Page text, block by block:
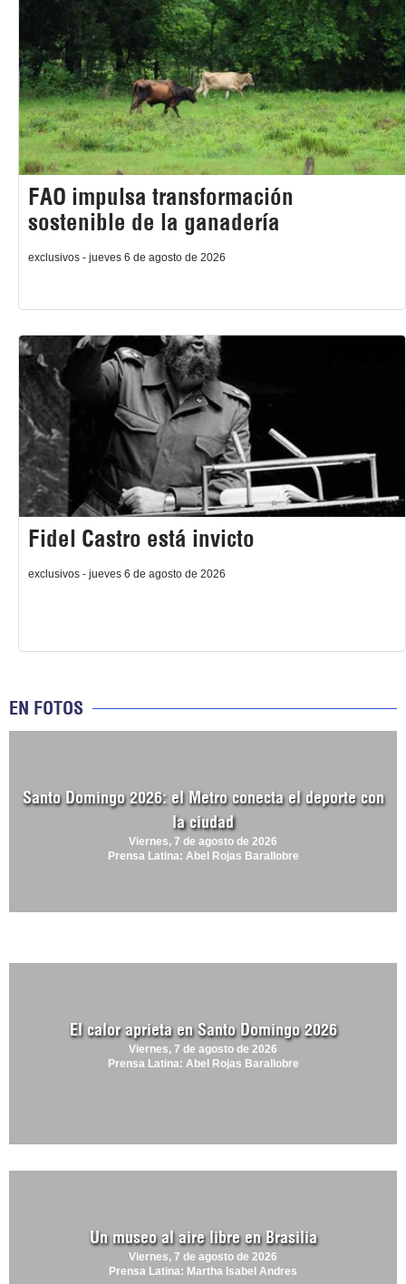
FAO impulsa transformación
sostenible de la ganadería
exclusivos - jueves 6 de agosto de 2026
Fidel Castro está invicto
exclusivos - jueves 6 de agosto de 2026
EN FOTOS
Santo Domingo 2026: el Metro conecta el deporte con
la ciudad
Viernes, 7 de agosto de 2026
Prensa Latina: Abel Rojas Barallobre
El calor aprieta en Santo Domingo 2026
Viernes, 7 de agosto de 2026
Prensa Latina: Abel Rojas Barallobre
Un museo al aire libre en Brasilia
Viernes, 7 de agosto de 2026
Prensa Latina: Martha Isabel Andres